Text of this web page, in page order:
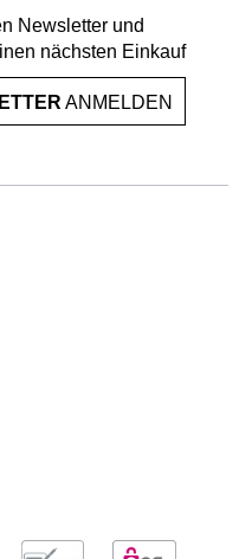
Newsletter und
nächsten Einkauf
ANMELDEN